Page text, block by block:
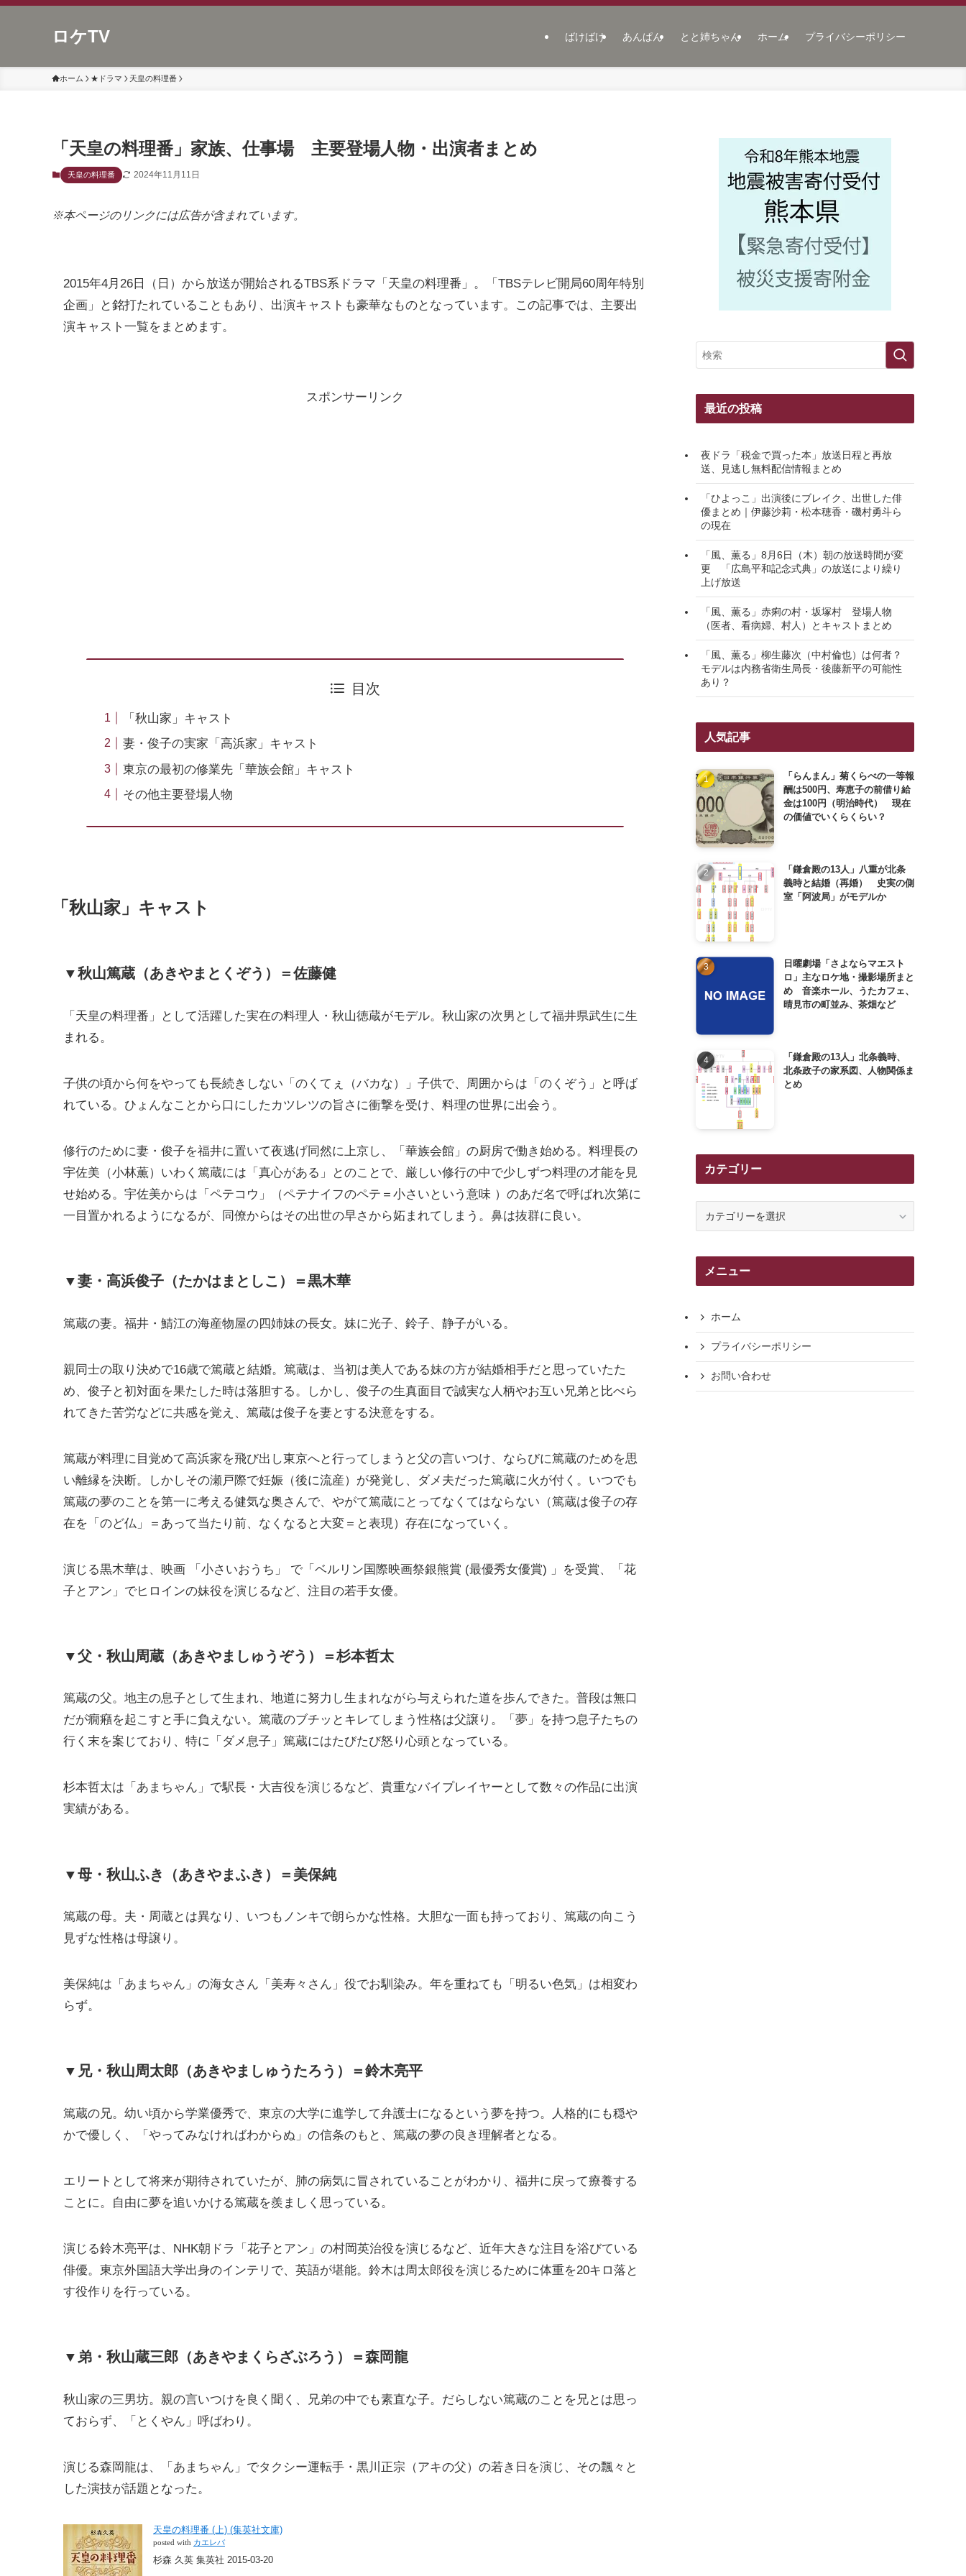
ロケTV ばけばけ あんぱん とと姉ちゃん ホーム プライバシーポリシー
ホーム ★ドラマ 天皇の料理番
「天皇の料理番」家族、仕事場 主要登場人物・出演者まとめ
天皇の料理番 2024年11月11日
※本ページのリンクには広告が含まれています。
2015年4月26日（日）から放送が開始されるTBS系ドラマ「天皇の料理番」。「TBSテレビ開局60周年特別
企画」と銘打たれていることもあり、出演キャストも豪華なものとなっています。この記事では、主要出
演キャスト一覧をまとめます。
スポンサーリンク
目次
「秋山家」キャスト
妻・俊子の実家「高浜家」キャスト
東京の最初の修業先「華族会館」キャスト
その他主要登場人物
「秋山家」キャスト
▼秋山篤蔵（あきやまとくぞう）＝佐藤健
「天皇の料理番」として活躍した実在の料理人・秋山徳蔵がモデル。秋山家の次男として福井県武生に生
まれる。
子供の頃から何をやっても長続きしない「のくてぇ（バカな）」子供で、周囲からは「のくぞう」と呼ば
れている。ひょんなことから口にしたカツレツの旨さに衝撃を受け、料理の世界に出会う。
修行のために妻・俊子を福井に置いて夜逃げ同然に上京し、「華族会館」の厨房で働き始める。料理長の
宇佐美（小林薫）いわく篤蔵には「真心がある」とのことで、厳しい修行の中で少しずつ料理の才能を見
せ始める。宇佐美からは「ペテコウ」（ペテナイフのペテ＝小さいという意味 ）のあだ名で呼ばれ次第に
一目置かれるようになるが、同僚からはその出世の早さから妬まれてしまう。鼻は抜群に良い。
▼妻・高浜俊子（たかはまとしこ）＝黒木華
篤蔵の妻。福井・鯖江の海産物屋の四姉妹の長女。妹に光子、鈴子、静子がいる。
親同士の取り決めで16歳で篤蔵と結婚。篤蔵は、当初は美人である妹の方が結婚相手だと思っていたた
め、俊子と初対面を果たした時は落胆する。しかし、俊子の生真面目で誠実な人柄やお互い兄弟と比べら
れてきた苦労などに共感を覚え、篤蔵は俊子を妻とする決意をする。
篤蔵が料理に目覚めて高浜家を飛び出し東京へと行ってしまうと父の言いつけ、ならびに篤蔵のためを思
い離縁を決断。しかしその瀬戸際で妊娠（後に流産）が発覚し、ダメ夫だった篤蔵に火が付く。いつでも
篤蔵の夢のことを第一に考える健気な奥さんで、やがて篤蔵にとってなくてはならない（篤蔵は俊子の存
在を「のど仏」＝あって当たり前、なくなると大変＝と表現）存在になっていく。
演じる黒木華は、映画 「小さいおうち」 で「ベルリン国際映画祭銀熊賞 (最優秀女優賞) 」を受賞、「花
子とアン」でヒロインの妹役を演じるなど、注目の若手女優。
▼父・秋山周蔵（あきやましゅうぞう）＝杉本哲太
篤蔵の父。地主の息子として生まれ、地道に努力し生まれながら与えられた道を歩んできた。普段は無口
だが癇癪を起こすと手に負えない。篤蔵のブチッとキレてしまう性格は父譲り。「夢」を持つ息子たちの
行く末を案じており、特に「ダメ息子」篤蔵にはたびたび怒り心頭となっている。
杉本哲太は「あまちゃん」で駅長・大吉役を演じるなど、貴重なバイプレイヤーとして数々の作品に出演
実績がある。
▼母・秋山ふき（あきやまふき）＝美保純
篤蔵の母。夫・周蔵とは異なり、いつもノンキで朗らかな性格。大胆な一面も持っており、篤蔵の向こう
見ずな性格は母譲り。
美保純は「あまちゃん」の海女さん「美寿々さん」役でお馴染み。年を重ねても「明るい色気」は相変わ
らず。
▼兄・秋山周太郎（あきやましゅうたろう）＝鈴木亮平
篤蔵の兄。幼い頃から学業優秀で、東京の大学に進学して弁護士になるという夢を持つ。人格的にも穏や
かで優しく、「やってみなければわからぬ」の信条のもと、篤蔵の夢の良き理解者となる。
エリートとして将来が期待されていたが、肺の病気に冒されていることがわかり、福井に戻って療養する
ことに。自由に夢を追いかける篤蔵を羨ましく思っている。
演じる鈴木亮平は、NHK朝ドラ「花子とアン」の村岡英治役を演じるなど、近年大きな注目を浴びている
俳優。東京外国語大学出身のインテリで、英語が堪能。鈴木は周太郎役を演じるために体重を20キロ落と
す役作りを行っている。
▼弟・秋山蔵三郎（あきやまくらざぶろう）＝森岡龍
秋山家の三男坊。親の言いつけを良く聞く、兄弟の中でも素直な子。だらしない篤蔵のことを兄とは思っ
ておらず、「とくやん」呼ばわり。
演じる森岡龍は、「あまちゃん」でタクシー運転手・黒川正宗（アキの父）の若き日を演じ、その飄々と
した演技が話題となった。
天皇の料理番 (上) (集英社文庫)
posted with カエレバ
杉森 久英 集英社 2015-03-20
最近の投稿
夜ドラ「税金で買った本」放送日程と再放
送、見逃し無料配信情報まとめ
「ひよっこ」出演後にブレイク、出世した俳
優まとめ｜伊藤沙莉・松本穂香・磯村勇斗ら
の現在
「風、薫る」8月6日（木）朝の放送時間が変
更 「広島平和記念式典」の放送により繰り
上げ放送
「風、薫る」赤痢の村・坂塚村 登場人物
（医者、看病婦、村人）とキャストまとめ
「風、薫る」柳生藤次（中村倫也）は何者？
モデルは内務省衛生局長・後藤新平の可能性
あり？
人気記事
「らんまん」菊くらべの一等報
酬は500円、寿恵子の前借り給
金は100円（明治時代） 現在
の価値でいくらくらい？
「鎌倉殿の13人」八重が北条
義時と結婚（再婚） 史実の側
室「阿波局」がモデルか
日曜劇場「さよならマエスト
ロ」主なロケ地・撮影場所まと
め 音楽ホール、うたカフェ、
晴見市の町並み、茶畑など
「鎌倉殿の13人」北条義時、
北条政子の家系図、人物関係ま
とめ
カテゴリー
リ
メニュー
ホーム
プライバシーポリシー
お問い合わせ